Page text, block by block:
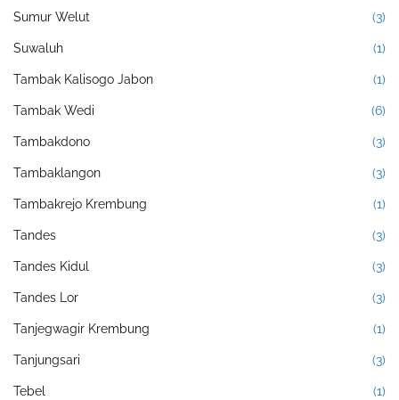
Sumur Welut (3)
Suwaluh (1)
Tambak Kalisogo Jabon (1)
Tambak Wedi (6)
Tambakdono (3)
Tambaklangon (3)
Tambakrejo Krembung (1)
Tandes (3)
Tandes Kidul (3)
Tandes Lor (3)
Tanjegwagir Krembung (1)
Tanjungsari (3)
Tebel (1)